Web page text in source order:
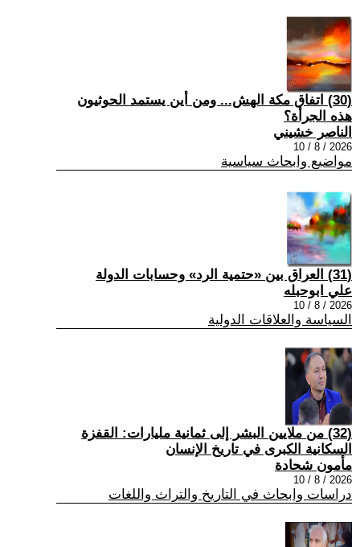
(30) اتفاق مكة الهش... ومن أين يستمد الحوثيون
هذه الجرأة؟
الناصر خشيني
2026 / 8 / 10
مواضيع وابحاث سياسية
(31) العراق بين «حتمية الرد» وحسابات الدولة
علي ابوحبله
2026 / 8 / 10
السياسة والعلاقات الدولية
(32) من ملايين البشر إلى ثمانية مليارات: القفزة
السكانية الكبرى في تاريخ الإنسان
مأمون شحادة
2026 / 8 / 10
دراسات وابحاث في التاريخ والتراث واللغات